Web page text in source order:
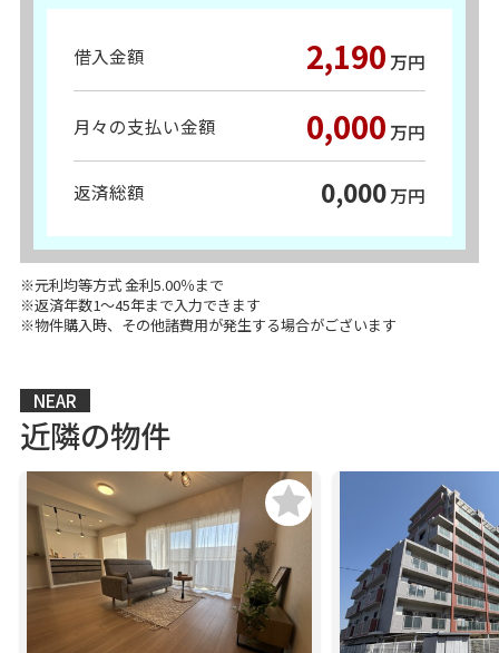
借入金額 2,190 万円
月々の支払い金額 0,000 万円
返済総額 0,000万円
※元利均等方式 金利5.00％まで
※返済年数1～45年まで入力できます
※物件購入時、その他諸費用が発生する場合がございます
NEAR
近隣の物件